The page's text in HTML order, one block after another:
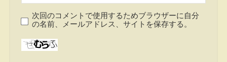
次回のコメントで使用するためブラウザーに自分
の名前、メールアドレス、サイトを保存する。